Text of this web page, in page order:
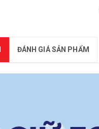
ĐÁNH GIÁ SẢN PHẨM